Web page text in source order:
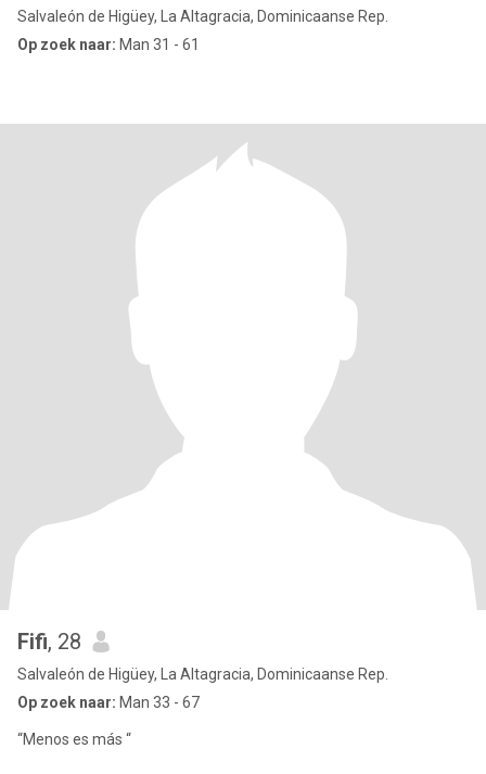
Salvaleón de Higüey, La Altagracia, Dominicaanse Rep.
Op zoek naar: Man 31 - 61
Fifi, 28
Salvaleón de Higüey, La Altagracia, Dominicaanse Rep.
Op zoek naar: Man 33 - 67
“Menos es más “